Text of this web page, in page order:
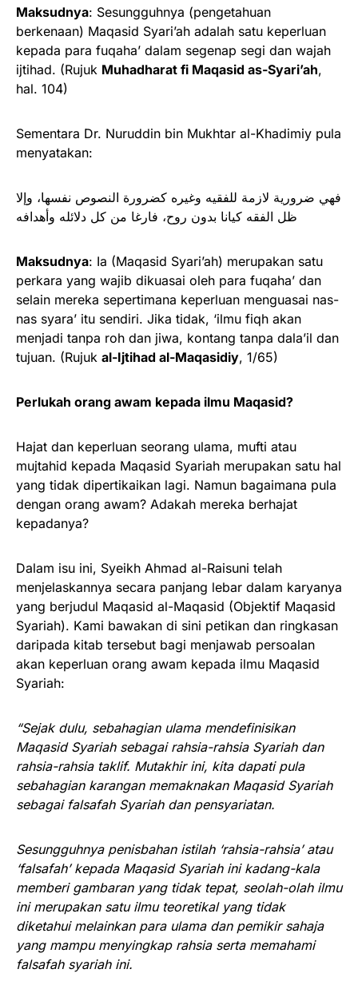
Maksudnya: Sesungguhnya (pengetahuan
berkenaan) Maqasid Syari’ah adalah satu keperluan
kepada para fuqaha’ dalam segenap segi dan wajah
ijtihad. (Rujuk Muhadharat fi Maqasid as-Syari’ah,
hal. 104)
Sementara Dr. Nuruddin bin Mukhtar al-Khadimiy pula
menyatakan:
فهي ضرورية لازمة للفقيه وغيره كضرورة النصوص نفسها، وإلا
ظل الفقه كيانا بدون روح، فارغا من كل دلائله وأهدافه
Maksudnya: Ia (Maqasid Syari’ah) merupakan satu
perkara yang wajib dikuasai oleh para fuqaha’ dan
selain mereka sepertimana keperluan menguasai nas-
nas syara’ itu sendiri. Jika tidak, ‘ilmu fiqh akan
menjadi tanpa roh dan jiwa, kontang tanpa dala’il dan
tujuan. (Rujuk al-Ijtihad al-Maqasidiy, 1/65)
Perlukah orang awam kepada ilmu Maqasid?
Hajat dan keperluan seorang ulama, mufti atau
mujtahid kepada Maqasid Syariah merupakan satu hal
yang tidak dipertikaikan lagi. Namun bagaimana pula
dengan orang awam? Adakah mereka berhajat
kepadanya?
Dalam isu ini, Syeikh Ahmad al-Raisuni telah
menjelaskannya secara panjang lebar dalam karyanya
yang berjudul Maqasid al-Maqasid (Objektif Maqasid
Syariah). Kami bawakan di sini petikan dan ringkasan
daripada kitab tersebut bagi menjawab persoalan
akan keperluan orang awam kepada ilmu Maqasid
Syariah:
“Sejak dulu, sebahagian ulama mendefinisikan
Maqasid Syariah sebagai rahsia-rahsia Syariah dan
rahsia-rahsia taklif. Mutakhir ini, kita dapati pula
sebahagian karangan memaknakan Maqasid Syariah
sebagai falsafah Syariah dan pensyariatan.
Sesungguhnya penisbahan istilah ‘rahsia-rahsia’ atau
‘falsafah’ kepada Maqasid Syariah ini kadang-kala
memberi gambaran yang tidak tepat, seolah-olah ilmu
ini merupakan satu ilmu teoretikal yang tidak
diketahui melainkan para ulama dan pemikir sahaja
yang mampu menyingkap rahsia serta memahami
falsafah syariah ini.